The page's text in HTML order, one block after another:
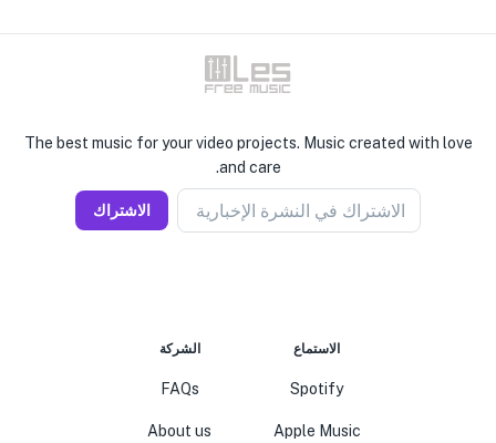
The best music for your video projects. Music created with love
and care.
الاشتراك في النشرة الإخبارية الاشتراك
الاستماع
Spotify
Apple Music
الشركة
FAQs
About us